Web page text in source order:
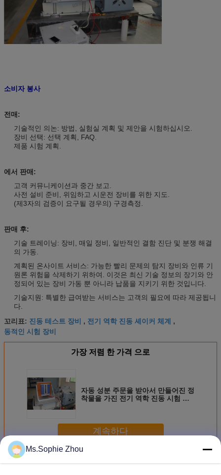
소비자 봉사
전매:
기술적인 의논: 방법, 실험실 계획 및 제안을 시험하십시오.
장비 선택: 선택 계획, FAQ.
제품 시험 계획.
에서 판매:
고객 커뮤니케이션과 중간 보고.
사전 설비 준비, 위임하고 시운전 장비를 위한 지도.
(제3자의 검증이 요구될 경우의) 구경측정.
판매 후:
기술 트레이닝: 장비, 매일 정비, 일반적인 결함 진단 및 분쟁 해결
의 가동.
계획된 온사이트 서비스: 가능한 빨리 문제의 탐지 장비와 인류 기
원론 위험을 삭제하기 위하여. 이것은 최신 기술 정보의 장기와 안
정되어 있는 장비 가동 뿐 아니라 납품을 지키기 위한 것입니다.
기술지원: 특별한 급여받는 서비스는 고객의 필요에 따라 제공됩니
다.
꼬리표: 진동 테스트 장비 , 전기 역학 진동 셰이커 체계 ,
동적인 시험 장비
가장 저렴 한 가격 으로
자동 성분 주문을 받아서 만들어진 정
착물을 가진 전기 역학 진동 시험 테
계속하다
더 많은 것
Ms.Sophie Zhou